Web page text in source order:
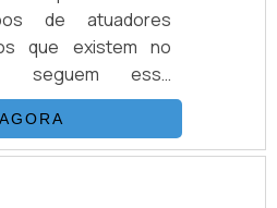
de atuadores
que existem no
seguem essa
é preciso citar os
norma NAMUR, que
equipamentos que